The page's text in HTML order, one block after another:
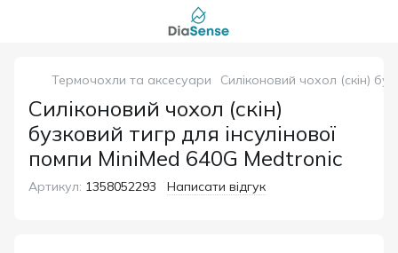
Термочохли та аксесуари Силіконовий чохол (скін)
Силіконовий чохол (скін)
бузковий тигр для інсулінової
помпи MiniMed 640G Medtronic
Артикул: 1358052293 Написати відгук